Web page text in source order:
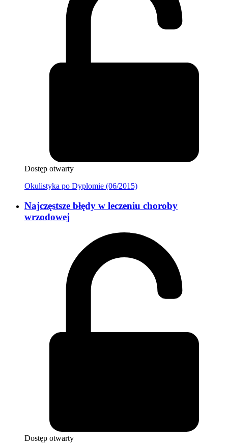
Dostęp otwarty
Okulistyka po Dyplomie (06/2015)
Najczęstsze błędy w leczeniu choroby
wrzodowej
Dostęp otwarty